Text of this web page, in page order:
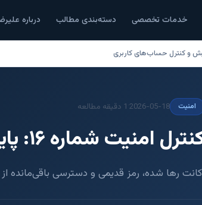
خدمات تخصصی دسته‌بندی مطالب درباره
امنیت 2026-05-18
·1 دقیقه مطالعه
امنیت شماره ۱۶: پایش و کنترل حساب‌های کاربری
رها شده، رمز قدیمی و دسترسی